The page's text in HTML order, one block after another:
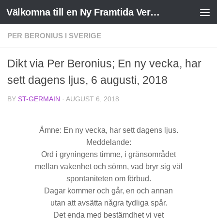
Skip to content Välkomna till en Ny Framtida Verklighet
PER BERONIUS I SVERIGE
Dikt via Per Beronius; En ny vecka, har
sett dagens ljus, 6 augusti, 2018
BY ST-GERMAIN · AUGUST 6, 2018
Ämne: En ny vecka, har sett dagens ljus.
Meddelande:
Ord i gryningens timme, i gränsområdet
mellan vakenhet och sömn, vad bryr sig väl
spontaniteten om förbud.
Dagar kommer och går, en och annan
utan att avsätta några tydliga spår.
Det enda med bestämdhet vi vet